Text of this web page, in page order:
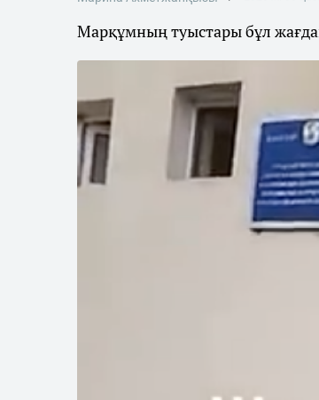
Марқұмның туыстары бұл